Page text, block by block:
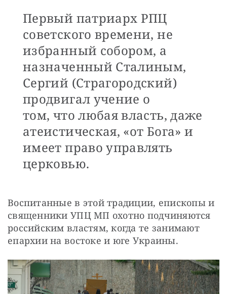
Первый патриарх РПЦ
советского времени, не
избранный собором, а
назначенный Сталиным,
Сергий (Страгородский)
продвигал учение о
том, что любая власть, даже
атеистическая, «от Бога» и
имеет право управлять
церковью.
Воспитанные в этой традиции, епископы и
священники УПЦ МП охотно подчиняются
российским властям, когда те занимают
епархии на востоке и юге Украины.